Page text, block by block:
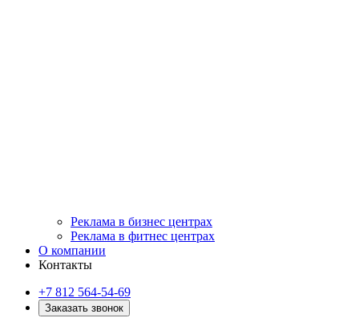
Реклама в бизнес центрах
Реклама в фитнес центрах
О компании
Контакты
+7 812 564-54-69
Заказать звонок